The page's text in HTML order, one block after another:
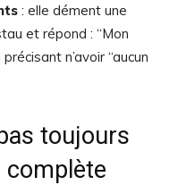
: elle dément une
et répond : “Mon
n’avoir “aucun
toujours
complète